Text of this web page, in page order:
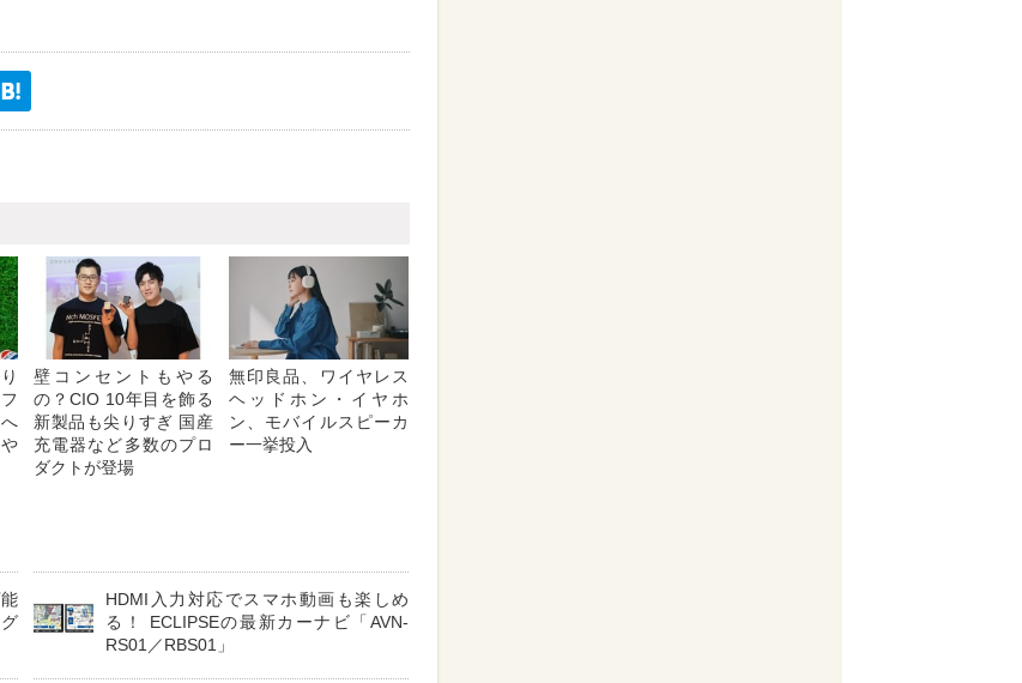
壁コンセントもやる
の？CIO 10年目を飾る
新製品も尖りすぎ 国産
充電器など多数のプロ
ダクトが登場
無印良品、ワイヤレス
ヘッドホン・イヤホ
ン、モバイルスピーカ
ー一挙投入
HDMI入力対応でスマホ動画も楽しめ
る！ ECLIPSEの最新カーナビ「AVN-
RS01／RBS01」